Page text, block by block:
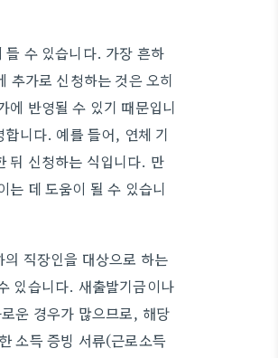
들 수 있습니다. 가장 흔하
추가로 신청하는 것은 오히
에 반영될 수 있기 때문입니
니다. 예를 들어, 연체 기
뒤 신청하는 식입니다. 만
는 데 도움이 될 수 있습니
직장인을 대상으로 하는
있습니다. 새출발기금이나
운 경우가 많으므로, 해당
소득 증빙 서류(근로소득